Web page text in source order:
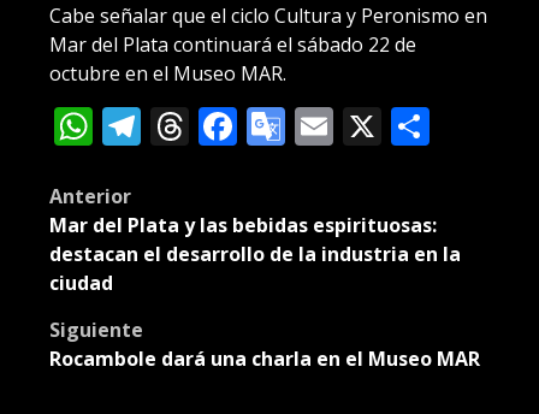
Cabe señalar que el ciclo Cultura y Peronismo en
Mar del Plata continuará el sábado 22 de
octubre en el Museo MAR.
WhatsApp
Telegram
Threads
Facebook
Google
Email
X
Post
navigation
Anterior
Mar del Plata y las bebidas espirituosas:
destacan el desarrollo de la industria en la
ciudad
Siguiente
Rocambole dará una charla en el Museo MAR